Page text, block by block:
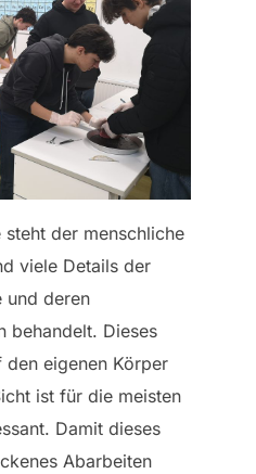
der menschliche
viele Details der
und deren
behandelt. Dieses
eigenen Körper
ist für die meisten
Damit dieses
Abarbeiten